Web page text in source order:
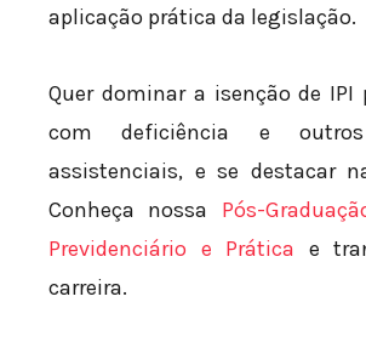
aplicação prática da legislação.
Quer dominar a isenção de IPI
com deficiência e outros
assistenciais, e se destacar
Conheça nossa Pós-
Previdenciário e Prática e
carreira.